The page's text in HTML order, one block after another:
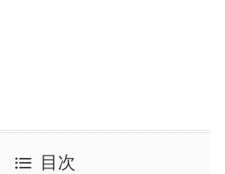
目次